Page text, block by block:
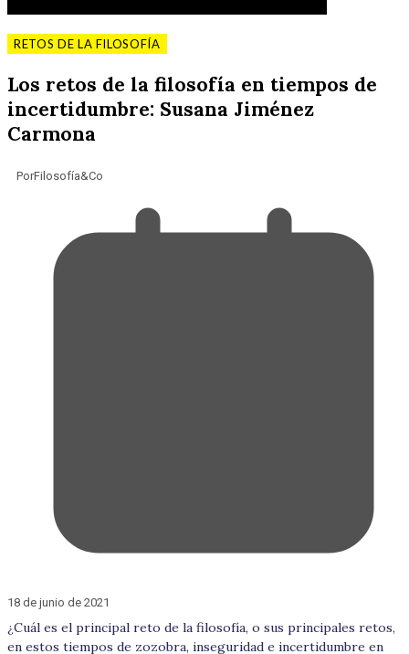
RETOS DE LA FILOSOFÍA
Los retos de la filosofía en tiempos de
incertidumbre: Susana Jiménez
Carmona
PorFilosofía&Co
18 de junio de 2021
¿Cuál es el principal reto de la filosofía, o sus principales retos,
en estos tiempos de zozobra, inseguridad e incertidumbre en